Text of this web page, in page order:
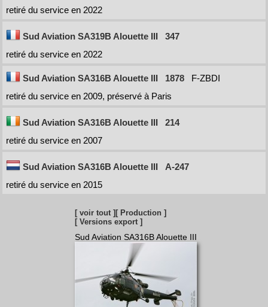
retiré du service en 2022
Sud Aviation SA319B Alouette III
347
retiré du service en 2022
Sud Aviation SA316B Alouette III 1878
F-ZBDI
retiré du service en 2009, préservé à Paris
Sud Aviation SA316B Alouette III
214
retiré du service en 2007
Sud Aviation SA316B Alouette III
A-247
retiré du service en 2015
[ voir tout ] [ Production ]
[ Versions export ]
Sud Aviation SA316B Alouette III